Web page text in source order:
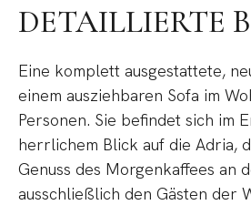
DETAILLIERTE
Eine komplett ausgestattete,
einem ausziehbaren Sofa im
Personen. Sie befindet sich im
herrlichem Blick auf die Adria,
Genuss des Morgenkaffees an
ausschließlich den Gästen der